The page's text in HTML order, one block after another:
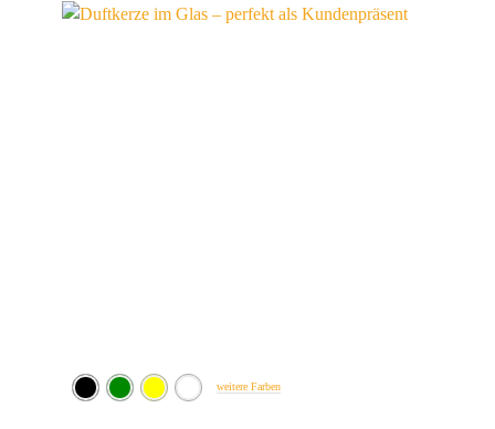
weitere Farben